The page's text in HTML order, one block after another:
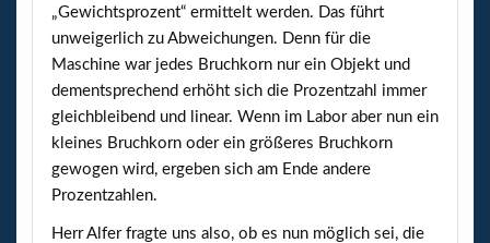
„Gewichtsprozent“ ermittelt werden. Das führt
unweigerlich zu Abweichungen. Denn für die
Maschine war jedes Bruchkorn nur ein Objekt und
dementsprechend erhöht sich die Prozentzahl immer
gleichbleibend und linear. Wenn im Labor aber nun ein
kleines Bruchkorn oder ein größeres Bruchkorn
gewogen wird, ergeben sich am Ende andere
Prozentzahlen.
Herr Alfer fragte uns also, ob es nun möglich sei, die